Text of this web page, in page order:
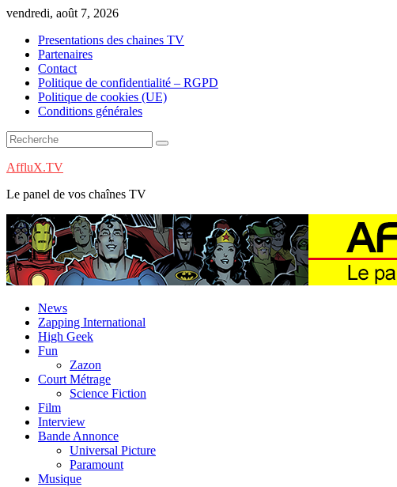
Skip
content
vendredi, août 7, 2026
Presentations des chaines TV
Partenaires
Contact
Politique de confidentialité – RGPD
Politique de cookies (UE)
Conditions générales
AffluX.TV
Le panel de vos chaînes TV
News
Zapping International
High Geek
Fun
Zazon
Court Métrage
Science Fiction
Film
Interview
Bande Annonce
Universal Picture
Paramount
Musique